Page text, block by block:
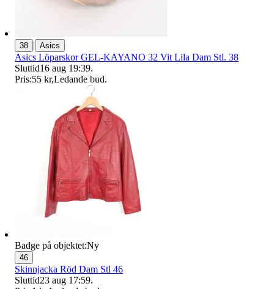
38 | Asics
Asics Löparskor GEL-KAYANO 32 Vit Lila Dam Stl. 38
Sluttid16 aug 19:39.
Pris:55 kr,Ledande bud.
Badge på objektet:Ny
46
Skinnjacka Röd Dam Stl 46
Sluttid23 aug 17:59.